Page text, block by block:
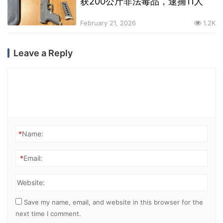
February 21, 2026 1.2K
Leave a Reply
*Name:
*Email:
Website:
Save my name, email, and website in this browser for the
next time I comment.